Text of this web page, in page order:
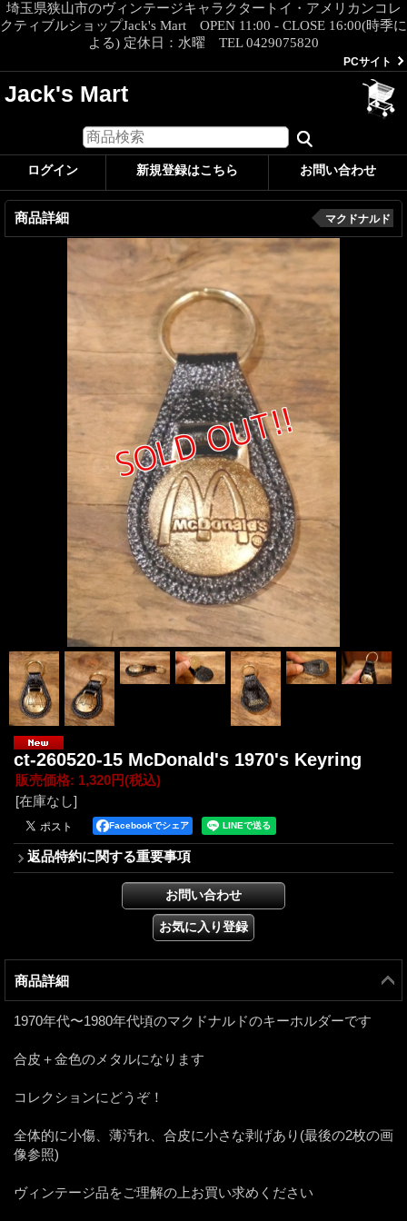
埼玉県狭山市のヴィンテージキャラクタートイ・アメリカンコレ
クティブルショップJack's Mart OPEN 11:00 - CLOSE 16:00(時季に
よる) 定休日：水曜 TEL 0429075820
PCサイト
Jack's Mart
ログイン 新規登録はこちら お問い合わせ
商品詳細 マクドナルド
ct-260520-15 McDonald's 1970's Keyring
販売価格: 1,320円(税込)
[在庫なし]
Facebookでシェア
返品特約に関する重要事項
商品詳細
1970年代〜1980年代頃のマクドナルドのキーホルダーです
合皮＋金色のメタルになります
コレクションにどうぞ！
全体的に小傷、薄汚れ、合皮に小さな剥げあり(最後の2枚の画
像参照)
ヴィンテージ品をご理解の上お買い求めください